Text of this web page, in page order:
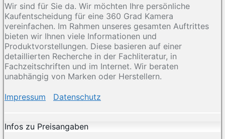
Wir sind für Sie da. Wir möchten Ihre persönliche
Kaufentscheidung für eine 360 Grad Kamera
vereinfachen. Im Rahmen unseres gesamten Auftrittes
bieten wir Ihnen viele Informationen und
Produktvorstellungen. Diese basieren auf einer
detaillierten Recherche in der Fachliteratur, in
Fachzeitschriften und im Internet. Wir beraten
unabhängig von Marken oder Herstellern.
Impressum Datenschutz
Infos zu Preisangaben